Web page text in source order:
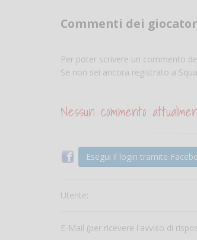
Commenti dei
Per poter scrivere un commento
Se non sei ancora registrato a
Nessun commento
Esegui il login tramite
Utente:
E-Mail (per ricevere l'avviso di